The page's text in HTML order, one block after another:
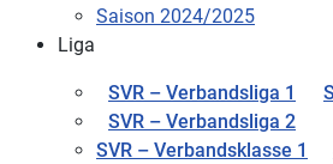
Saison 2024/2025
Liga
SVR – Verbandsliga 1
SVR – Verbandsliga 2
SVR – Verbandsklasse 1